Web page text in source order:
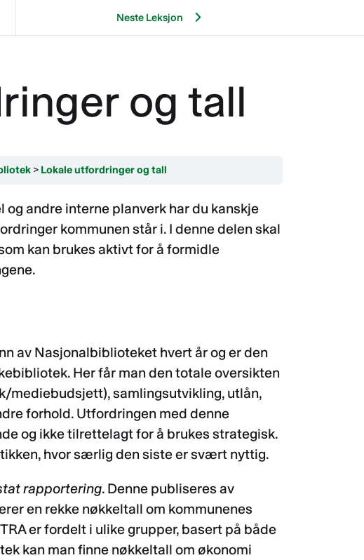
Neste Leksjon
og tall
Lokale utfordringer og tall
andre interne planverk har du kanskje
kommunen står i. I denne delen skal
kan brukes aktivt for å formidle
av Nasjonalbiblioteket hvert år og er den
Her får man den totale oversikten
mediebudsjett), samlingsutvikling, utlån,
forhold. Utfordringen med denne
og ikke tilrettelagt for å brukes strategisk.
hvor særlig den siste er svært nyttig.
rapportering. Denne publiseres av
en rekke nøkkeltall om kommunenes
er fordelt i ulike grupper, basert på både
kan man finne nøkkeltall om økonomi